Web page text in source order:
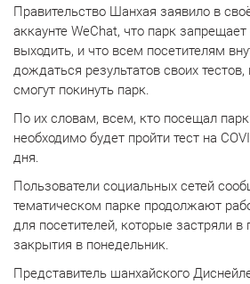
Правительство Шанхая заявило в
аккаунте WeChat, что парк
выходить, и что всем посетителям
дождаться результатов своих
смогут покинуть парк.
По их словам, всем, кто посещал парк
необходимо будет пройти тест на
дня.
Пользователи социальных сетей
тематическом парке продолжают
для посетителей, которые застряли в
закрытия в понедельник.
Представитель шанхайского